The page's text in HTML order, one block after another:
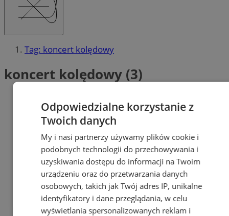
Tag: koncert kolędowy
koncert kolędowy (3)
Odpowiedzialne korzystanie z
Twoich danych
My i nasi partnerzy używamy plików cookie i
podobnych technologii do przechowywania i
uzyskiwania dostępu do informacji na Twoim
urządzeniu oraz do przetwarzania danych
osobowych, takich jak Twój adres IP, unikalne
identyfikatory i dane przeglądania, w celu
wyświetlania spersonalizowanych reklam i